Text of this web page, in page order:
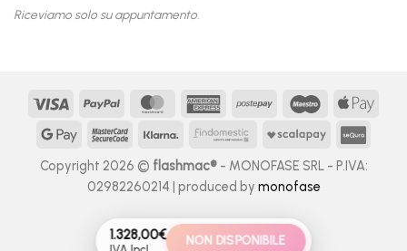
Riceviamo solo su appuntamento.
Visa PayPal MasterCardAmericanPostepay Maestro
Google MasterCardKlarna FindomesticScalapay
Copyright 2026 © flashmac® - MONOFASE SRL - P.IVA:
02982260214 | produced by monofase
1.328,00€ NON DISPONIBILE